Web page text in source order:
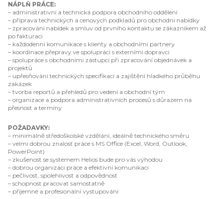
NÁPLŇ PRÁCE:
– administrativní a technická podpora obchodního oddělení
– příprava technických a cenových podkladů pro obchodní nabídky
– zpracování nabídek a smluv od prvního kontaktu se zákazníkem až
po fakturaci
– každodenní komunikace s klienty a obchodními partnery
– koordinace přepravy ve spolupráci s externími dopravci
– spolupráce s obchodními zástupci při zpracování objednávek a
projektů
– upřesňování technických specifikací a zajištění hladkého průběhu
zakázek
– tvorba reportů a přehledů pro vedení a obchodní tým
– organizace a podpora administrativních procesů s důrazem na
přesnost a termíny
POŽADAVKY:
– minimálně středoškolské vzdělání, ideálně technického směru
– velmi dobrou znalost práce s MS Office (Excel, Word, Outlook,
PowerPoint)
– zkušenost se systémem Helios bude pro vás výhodou
– dobrou organizaci práce a efektivní komunikaci
– pečlivost, spolehlivost a odpovědnost
– schopnost pracovat samostatně
– příjemné a profesionální vystupování